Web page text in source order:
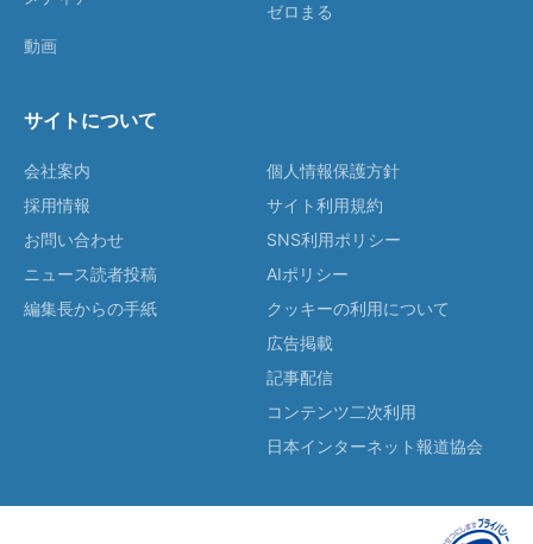
動画
ゼロまる
サイトについて
会社案内
採用情報
お問い合わせ
ニュース読者投稿
編集長からの手紙
個人情報保護方針
サイト利用規約
SNS利用ポリシー
AIポリシー
クッキーの利用について
広告掲載
記事配信
コンテンツ二次利用
日本インターネット報道協会